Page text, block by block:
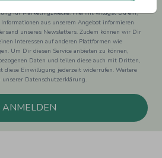
für Marketingzwecke: Hiermit willigst Du ein,
aus unserem Angebot informieren
unseres Newsletters. Zudem können wir Dir
Interessen auf anderen Plattformen wie
Um Dir diesen Service anbieten zu können,
Daten und teilen diese auch mit Dritten,
diese Einwilligung jederzeit widerrufen. Weitere
Datenschutzerklärung.
ANMELDEN